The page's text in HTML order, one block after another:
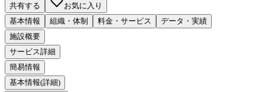
共有する
お気に入り
基本情報
組織・体制 料金・サービス
データ・実績
施設概要
サービス詳細
簡易情報
基本情報(詳細)